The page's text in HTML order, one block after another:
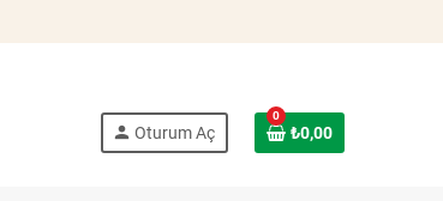
person Oturum Aç
0
₺0,00